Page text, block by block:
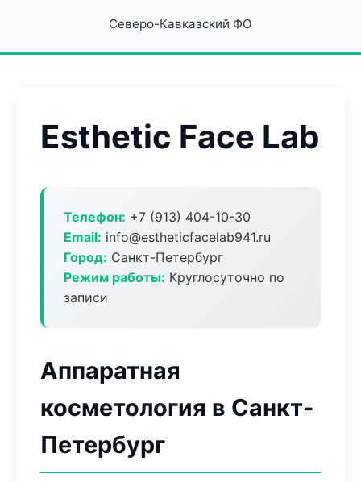
Северо-Кавказский ФО
Esthetic Face Lab
Телефон: +7 (913) 404-10-30
Email: info@estheticfacelab941.ru
Город: Санкт-Петербург
Режим работы: Круглосуточно по
записи
Аппаратная
косметология в Санкт-
Петербург